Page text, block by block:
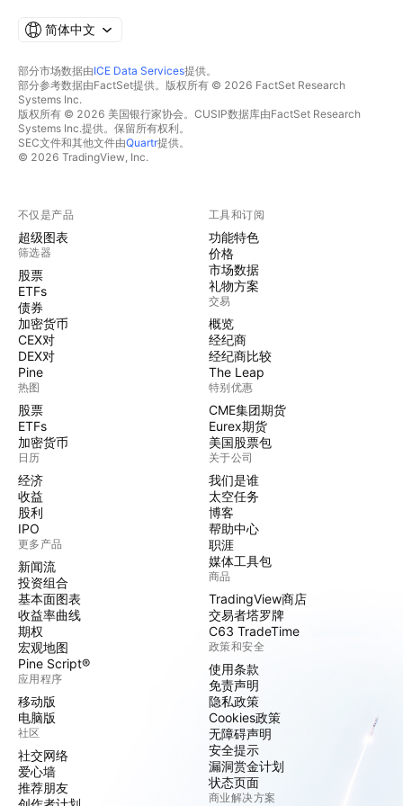
简体中文
部分市场数据由ICE Data Services提供。
部分参考数据由FactSet提供。版权所有 © 2026 FactSet Research
Systems Inc.
版权所有 © 2026 美国银行家协会。CUSIP数据库由FactSet Research
Systems Inc.提供。保留所有权利。
SEC文件和其他文件由Quartr提供。
© 2026 TradingView, Inc.
不仅是产品
超级图表
筛选器
股票
ETFs
债券
加密货币
CEX对
DEX对
Pine
热图
股票
ETFs
加密货币
日历
经济
收益
股利
IPO
更多产品
新闻流
投资组合
基本面图表
收益率曲线
期权
宏观地图
Pine Script®
应用程序
移动版
电脑版
社区
社交网络
爱心墙
推荐朋友
工具和订阅
功能特色
价格
市场数据
礼物方案
交易
概览
经纪商
经纪商比较
The Leap
特别优惠
CME集团期货
Eurex期货
美国股票包
关于公司
我们是谁
太空任务
博客
帮助中心
职涯
媒体工具包
商品
TradingView商店
交易者塔罗牌
C63 TradeTime
政策和安全
使用条款
免责声明
隐私政策
Cookies政策
无障碍声明
安全提示
漏洞赏金计划
状态页面
商业解决方案